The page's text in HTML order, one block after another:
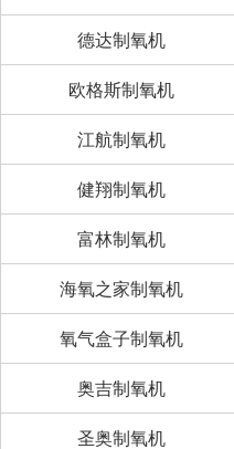
德达制氧机
欧格斯制氧机
江航制氧机
健翔制氧机
富林制氧机
海氧之家制氧机
氧气盒子制氧机
奥吉制氧机
圣奥制氧机